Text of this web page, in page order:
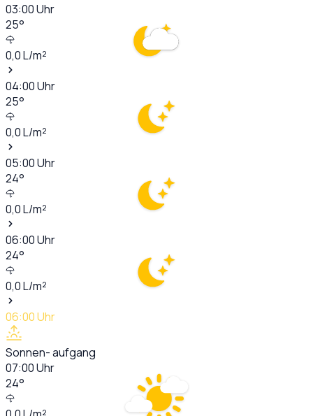
03:00Uhr
25°
0,0L/m²
04:00Uhr
25°
0,0L/m²
05:00Uhr
24°
0,0L/m²
06:00Uhr
24°
0,0L/m²
06:00Uhr
Sonnen- aufgang
07:00Uhr
24°